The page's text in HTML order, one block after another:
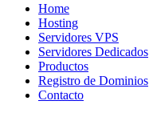
Home
Hosting
Servidores VPS
Servidores Dedicados
Productos
Registro de Dominios
Contacto